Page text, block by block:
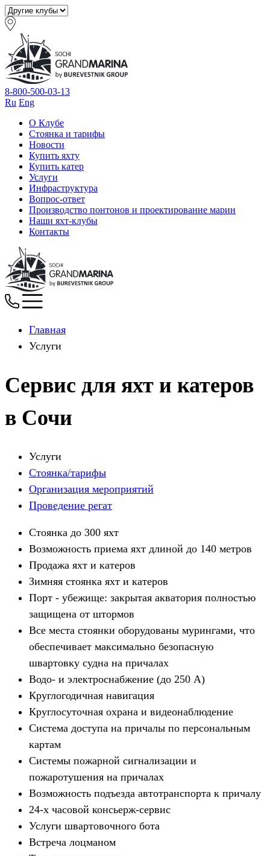
8-800-500-03-13
Ru Eng
О Клубе
Стоянка и тарифы
Новости
Купить яхту
Купить катер
Услуги
Инфраструктура
Вопрос-ответ
Производство понтонов и проектирование марин
Наши яхт-клубы
Контакты
Главная
Услуги
Сервис для яхт и катеров
в Сочи
Услуги
Стоянка/тарифы
Организация мероприятий
Проведение регат
Стоянка до 300 яхт
Возможность приема яхт длиной до 140 метров
Продажа яхт и катеров
Зимняя стоянка яхт и катеров
Порт - убежище: закрытая акватория полностью
защищена от штормов
Все места стоянки оборудованы мурингами, что
обеспечивает максимально безопасную
швартовку судна на причалах
Водо- и электроснабжение (до 250 А)
Круглогодичная навигация
Круглосуточная охрана и видеонаблюдение
Система доступа на причалы по персональным
картам
Системы пожарной сигнализации и
пожаротушения на причалах
Возможность подъезда автотранспорта к причалу
24-х часовой консьерж-сервис
Услуги швартовочного бота
Встреча лоцманом